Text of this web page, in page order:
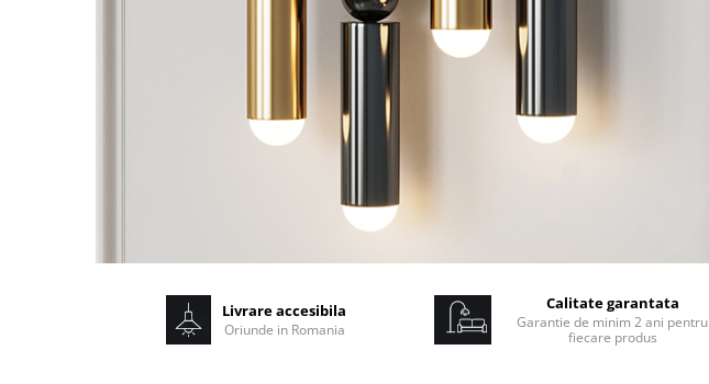
Livrare accesibila
Oriunde in Romania
Calitate garantata
Garantie de minim 2 ani pentru
fiecare produs